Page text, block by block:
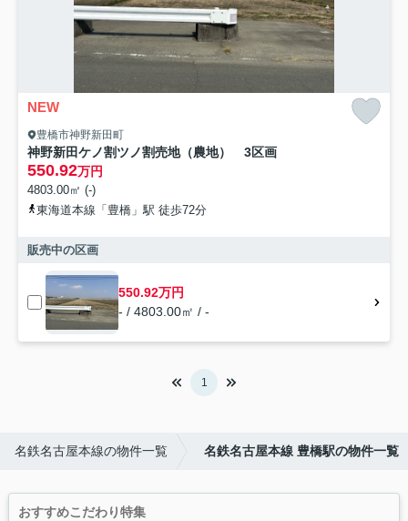
NEW
豊橋市神野新田町
神野新田ケノ割ツノ割売地（農地） 3区画
550.92万円
4803.00㎡ (-)
東海道本線「豊橋」駅 徒歩72分
販売中の区画
550.92万円
- / 4803.00㎡ / -
1
名鉄名古屋本線の物件一覧 名鉄名古屋本線 豊橋駅の物件一覧
おすすめこだわり特集